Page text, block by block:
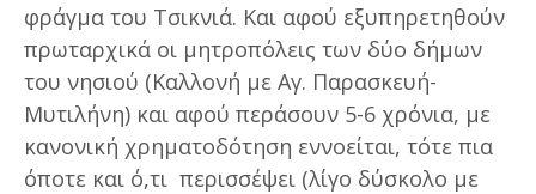
φράγμα του Τσικνιά. Και αφού εξυπηρετηθούν
πρωταρχικά οι μητροπόλεις των δύο δήμων
του νησιού (Καλλονή με Αγ. Παρασκευή-
Μυτιλήνη) και αφού περάσουν 5-6 χρόνια, με
κανονική χρηματοδότηση εννοείται, τότε πια
όποτε και ό,τι περισσέψει (λίγο δύσκολο με